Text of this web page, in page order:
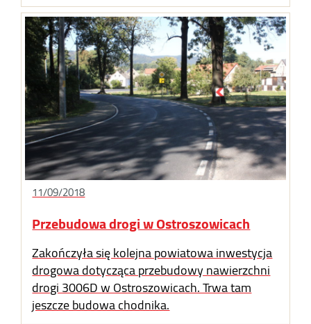
11/09/2018
Przebudowa drogi w Ostroszowicach
Zakończyła się kolejna powiatowa inwestycja
drogowa dotycząca przebudowy nawierzchni
drogi 3006D w Ostroszowicach. Trwa tam
jeszcze budowa chodnika.